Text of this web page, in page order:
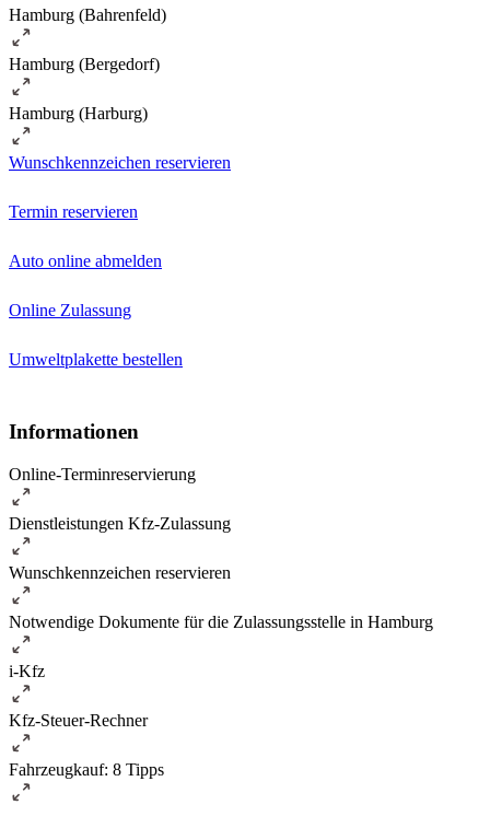
Hamburg (Bahrenfeld)
Hamburg (Bergedorf)
Hamburg (Harburg)
Wunschkennzeichen reservieren
Termin reservieren
Auto online abmelden
Online Zulassung
Umweltplakette bestellen
Informationen
Online-Terminreservierung
Dienstleistungen Kfz-Zulassung
Wunschkennzeichen reservieren
Notwendige Dokumente für die Zulassungsstelle in Hamburg
i-Kfz
Kfz-Steuer-Rechner
Fahrzeugkauf: 8 Tipps